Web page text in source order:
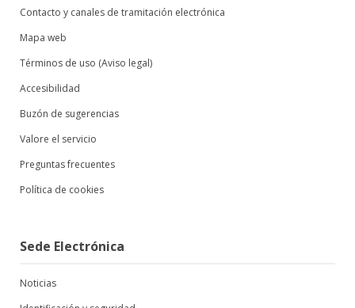
Contacto y canales de tramitación electrónica
Mapa web
Términos de uso (Aviso legal)
Accesibilidad
Buzón de sugerencias
Valore el servicio
Preguntas frecuentes
Política de cookies
Sede Electrónica
Noticias